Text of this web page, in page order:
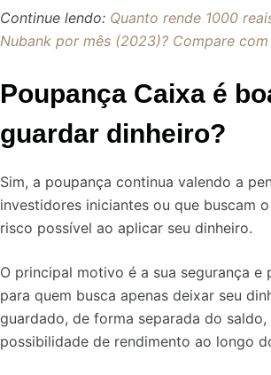
Continue lendo: Quanto rende 1000
Nubank por mês (2023)? Compare
Poupança Caixa é
guardar dinheiro?
Sim, a poupança continua valendo a
investidores iniciantes ou que buscam
risco possível ao aplicar seu dinheiro.
O principal motivo é a sua segurança e
para quem busca apenas deixar seu
guardado, de forma separada do saldo,
possibilidade de rendimento ao longo